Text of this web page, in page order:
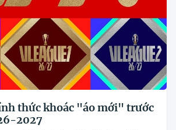
thức khoác "áo mới" trước
2027